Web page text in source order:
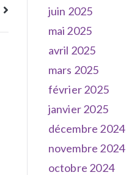
juin 2025
mai 2025
avril 2025
mars 2025
février 2025
janvier 2025
décembre 2024
novembre 2024
octobre 2024